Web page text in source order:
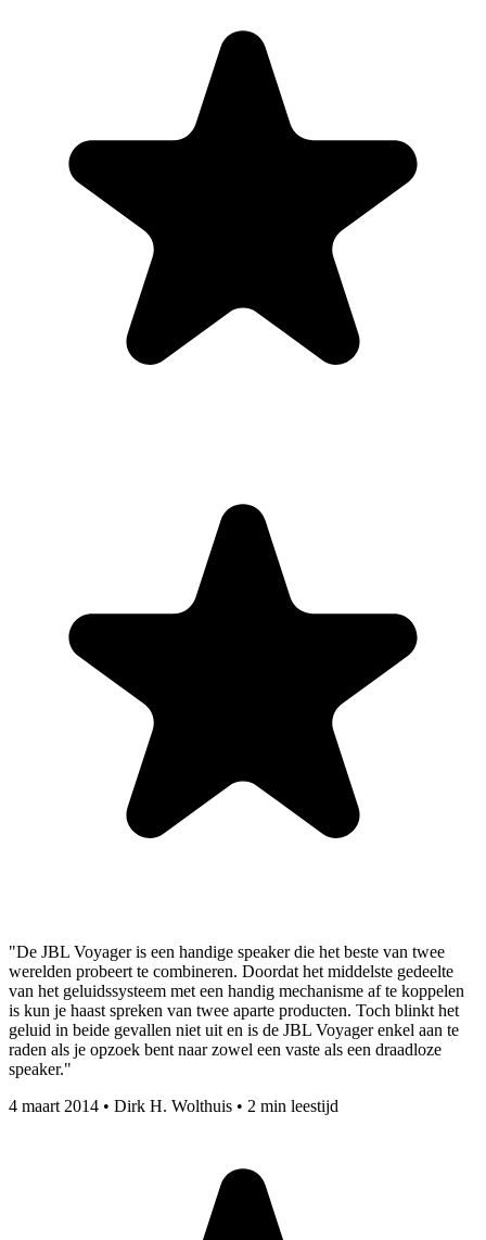
"De JBL Voyager is een handige speaker die het beste van twee
werelden probeert te combineren. Doordat het middelste gedeelte
van het geluidssysteem met een handig mechanisme af te koppelen
is kun je haast spreken van twee aparte producten. Toch blinkt het
geluid in beide gevallen niet uit en is de JBL Voyager enkel aan te
raden als je opzoek bent naar zowel een vaste als een draadloze
speaker."
4 maart 2014 • Dirk H. Wolthuis • 2 min leestijd